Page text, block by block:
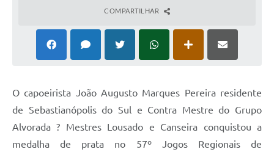
COMPARTILHAR
O capoeirista João Augusto Marques Pereira residente
de Sebastianópolis do Sul e Contra Mestre do Grupo
Alvorada ? Mestres Lousado e Canseira conquistou a
medalha de prata no 57º Jogos Regionais de